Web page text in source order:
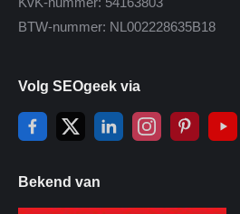
BTW-nummer: NL002228635B18
Volg SEOgeek via
Bekend van